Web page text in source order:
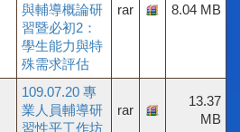
與輔導概論研
習暨必初2：
學生能力與特
殊需求評估
rar 8.04 MB
109.07.20 專
業人員輔導研
習性平工作坊
rar
13.37
MB